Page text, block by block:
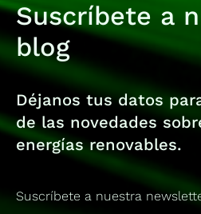
Suscríbete a
blog
Déjanos tus datos
de las novedades
energías renovables.
Suscríbete a nuestra